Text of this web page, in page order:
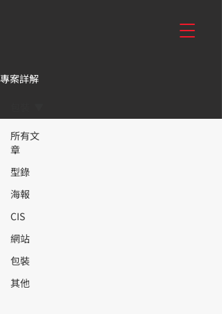
專案詳解
所有文
章
型錄
海報
CIS
網站
包裝
其他